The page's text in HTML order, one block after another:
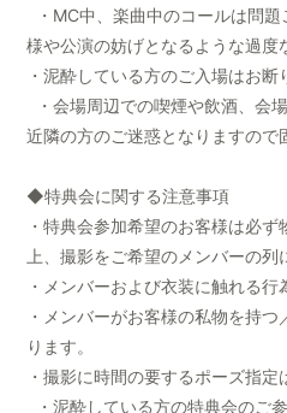
・MC中、楽曲中のコールは問
様や公演の妨げとなるような過度
・泥酔している方のご入場はお断
・会場周辺での喫煙や飲酒、会
近隣の方のご迷惑となりますの
◆特典会に関する注意事項
・特典会参加希望のお客様は必
上、撮影をご希望のメンバーの
・メンバーおよび衣装に触れる
・メンバーがお客様の私物を持
ります。
・撮影に時間の要するポーズ指定
・泥酔している方の特典会のご